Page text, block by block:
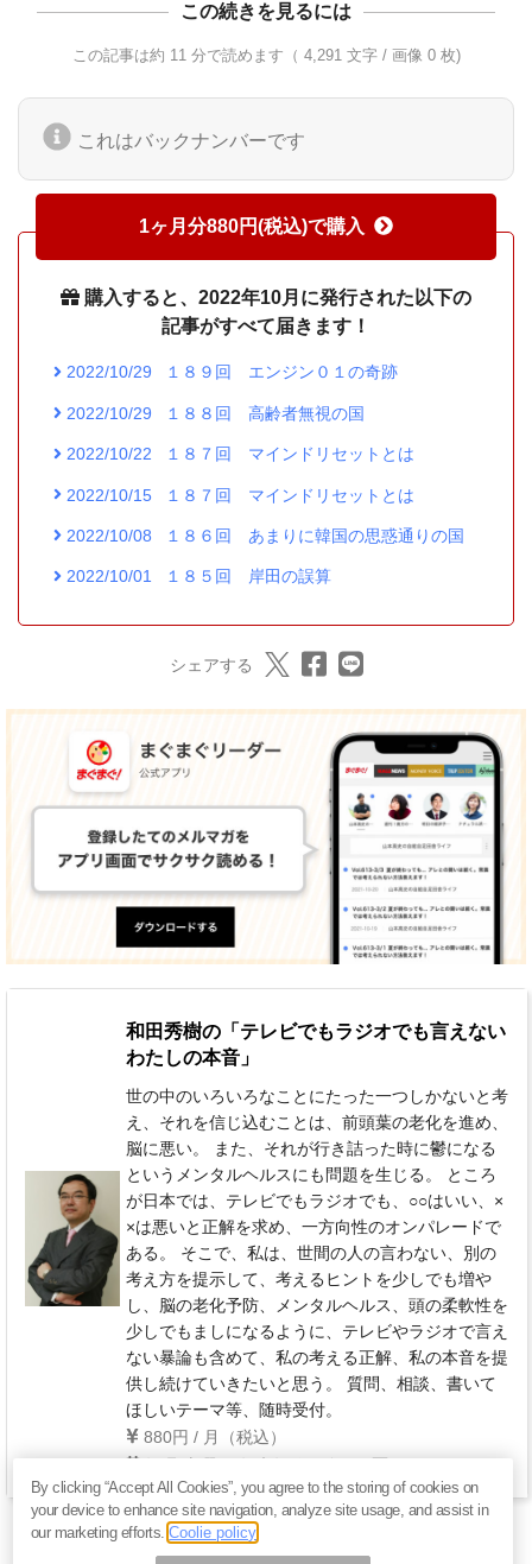
この続きを見るには
この記事は約 11 分で読めます（ 4,291 文字 / 画像 0 枚)
これはバックナンバーです
1ヶ月分880円(税込)で購入
購入すると、2022年10月に発行された以下の
記事がすべて届きます！
2022/10/29 １８９回 エンジン０１の奇跡
2022/10/29 １８８回 高齢者無視の国
2022/10/22 １８７回 マインドリセットとは
2022/10/15 １８７回 マインドリセットとは
2022/10/08 １８６回 あまりに韓国の思惑通りの国
2022/10/01 １８５回 岸田の誤算
シェアする
和田秀樹の「テレビでもラジオでも言えない
わたしの本音」
世の中のいろいろなことにたった一つしかないと考
え、それを信じ込むことは、前頭葉の老化を進め、
脳に悪い。 また、それが行き詰った時に鬱になる
というメンタルヘルスにも問題を生じる。 ところ
が日本では、テレビでもラジオでも、○○はいい、×
×は悪いと正解を求め、一方向性のオンパレードで
ある。 そこで、私は、世間の人の言わない、別の
考え方を提示して、考えるヒントを少しでも増や
し、脳の老化予防、メンタルヘルス、頭の柔軟性を
少しでもましになるように、テレビやラジオで言え
ない暴論も含めて、私の考える正解、私の本音を提
供し続けていきたいと思う。 質問、相談、書いて
ほしいテーマ等、随時受付。
880円 / 月（税込）
By clicking “Accept All Cookies”, you agree to the storing of cookies on
your device to enhance site navigation, analyze site usage, and assist in
our marketing efforts.Coolie policy